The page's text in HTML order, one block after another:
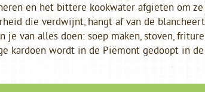
en het bittere kookwater afgieten om
die verdwijnt, hangt af van de
je van alles doen: soep maken, stoven,
kardoen wordt in de Piëmont gedoopt in de